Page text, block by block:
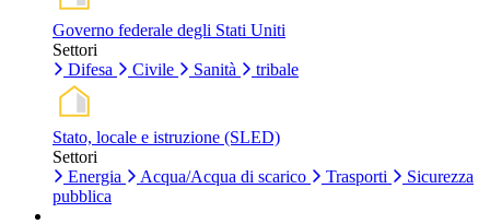
Governo federale degli Stati Uniti
Settori
Difesa
Civile Sanità tribale
Stato, locale e istruzione (SLED)
Settori
Energia
Acqua/Acqua di scarico Trasporti
Sicurezza
pubblica